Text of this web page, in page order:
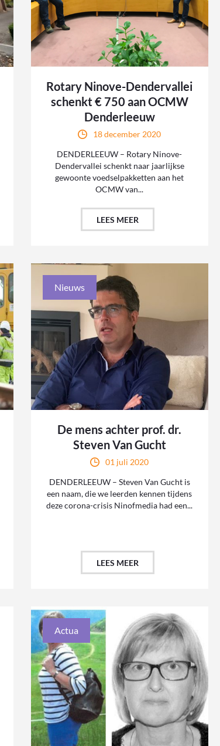
Rotary Ninove-Dendervallei
schenkt € 750 aan OCMW
Denderleeuw
18 december 2020
DENDERLEEUW – Rotary Ninove-
Dendervallei schenkt naar jaarlijkse
gewoonte voedselpakketten aan het
OCMW van...
LEES MEER
Nieuws
De mens achter prof. dr.
Steven Van Gucht
01 juli 2020
DENDERLEEUW – Steven Van Gucht is
een naam, die we leerden kennen tijdens
deze corona-crisis Ninofmedia had een...
LEES MEER
Actua